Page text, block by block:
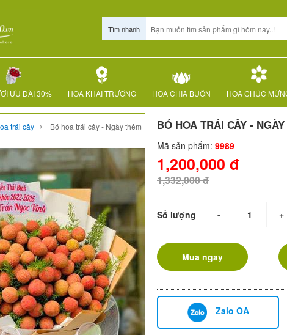
Tìm nhanh
ƯU ĐÃI 30% HOA KHAI TRƯƠNG HOA CHIA BUỒN HOA CHÚC
trái cây
Bó hoa trái cây - Ngày thêm
BÓ HOA TRÁI CÂY -
Mã sản phẩm: 9989
1,200,000 đ
1,332,000 đ
Số lượng - +
Mua ngay
Zalo OA